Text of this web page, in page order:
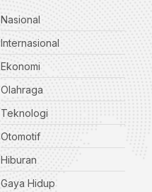
Nasional
Internasional
Ekonomi
Olahraga
Teknologi
Otomotif
Hiburan
Gaya Hidup